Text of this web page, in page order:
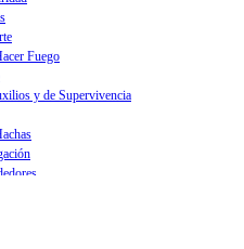
Fuego
y de Supervivencia